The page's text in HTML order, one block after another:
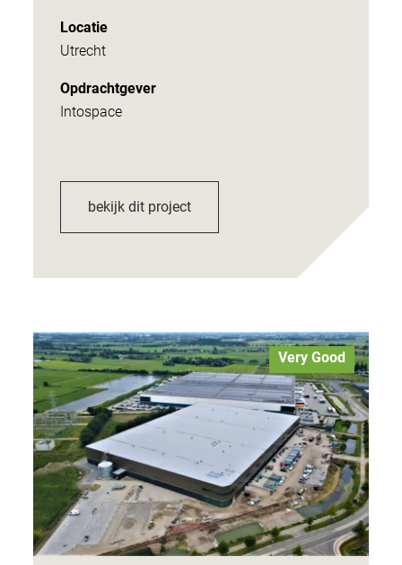
Locatie
Utrecht
Opdrachtgever
Intospace
bekijk dit project
Very Good